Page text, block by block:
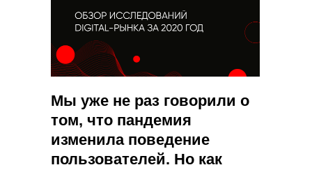
Мы уже не раз говорили о
том, что пандемия
изменила поведение
пользователей. Но как